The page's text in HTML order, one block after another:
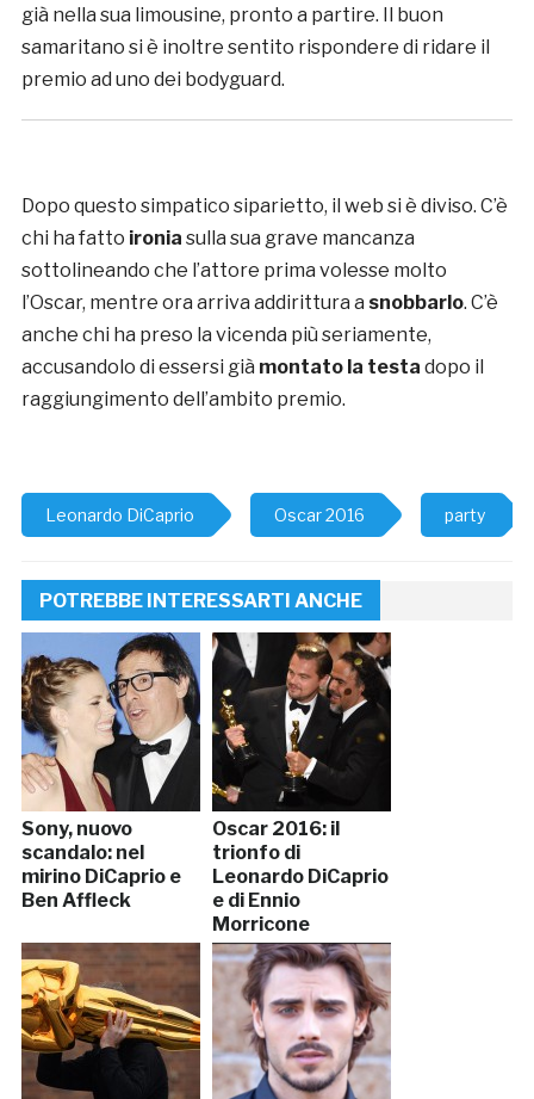
già nella sua limousine, pronto a partire. Il buon
samaritano si è inoltre sentito rispondere di ridare il
premio ad uno dei bodyguard.
Dopo questo simpatico siparietto, il web si è diviso. C’è
chi ha fatto ironia sulla sua grave mancanza
sottolineando che l’attore prima volesse molto
l’Oscar, mentre ora arriva addirittura a snobbarlo. C’è
anche chi ha preso la vicenda più seriamente,
accusandolo di essersi già montato la testa dopo il
raggiungimento dell’ambito premio.
Leonardo DiCaprio Oscar 2016 party
POTREBBE INTERESSARTI ANCHE
Sony, nuovo
scandalo: nel
mirino DiCaprio e
Ben Affleck
Oscar 2016: il
trionfo di
Leonardo DiCaprio
e di Ennio
Morricone